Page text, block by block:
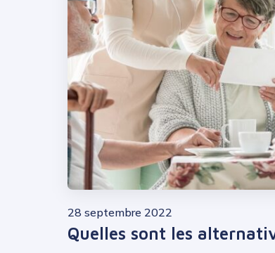
28 septembre 2022
Quelles sont les